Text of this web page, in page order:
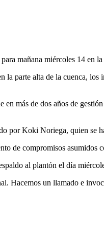
mañana miércoles 14 en
parte alta de la cuenca, los
más de dos años de
por Koki Noriega, quien se
de compromisos asumidos
al plantón el día
Hacemos un llamado e